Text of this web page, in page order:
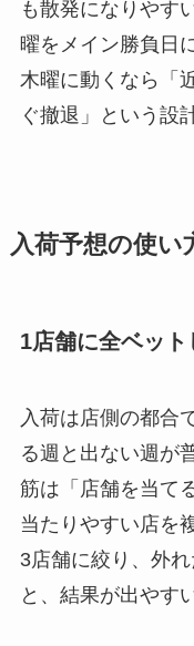
も散発になりやす
曜をメイン勝負日
木曜に動くなら「
ぐ撤退」という設
入荷予想の使い
1店舗に全ベット
入荷は店側の都合
る週と出ない週が
筋は「店舗を当て
当たりやすい店を
3店舗に絞り、外
と、結果が出やす